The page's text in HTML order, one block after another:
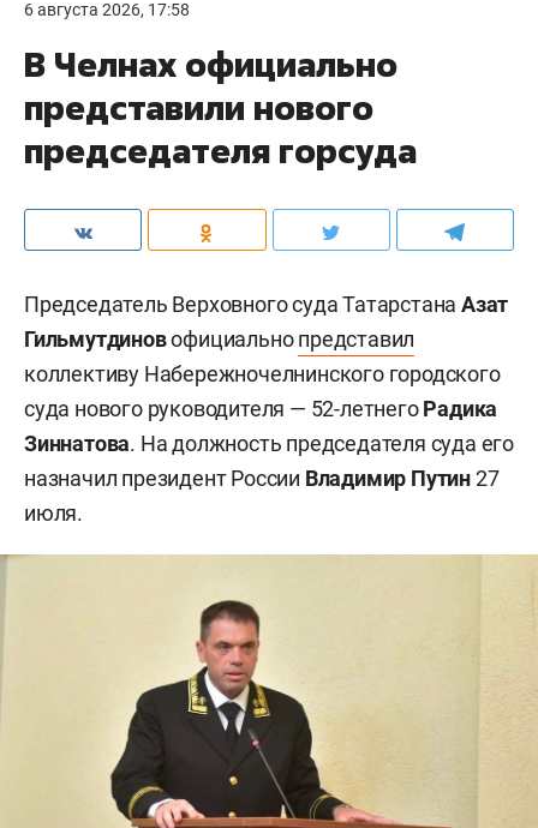
6 августа 2026, 17:58
В Челнах официально
представили нового
председателя горсуда
Председатель Верховного суда Татарстана Азат
Гильмутдиновофициальнопредставил
коллективу Набережночелнинского городского
суда нового руководителя — 52-летнегоРадика
Зиннатова. На должность председателя суда его
назначил президент России Владимир Путин27
июля.